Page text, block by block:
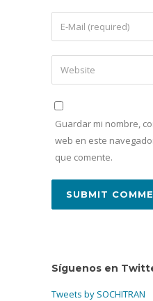
Guardar mi nombre,
web en este
que comente.
Síguenos en
Tweets by SOCHITRAN